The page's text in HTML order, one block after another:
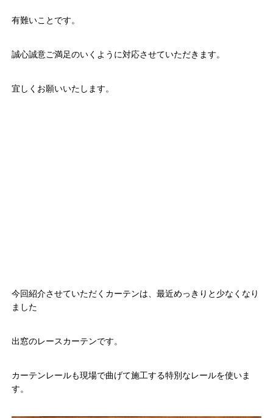
有難いことです。
誠心誠意ご満足のいくように対応させていただきます。
宜しくお願いいたします。
今回紹介させていただくカーテンは、最近めっきりと少なくなり
ました
出窓のレースカーテンです。
カーテンレールも現場で曲げて施工する特別なレールを使いま
す。